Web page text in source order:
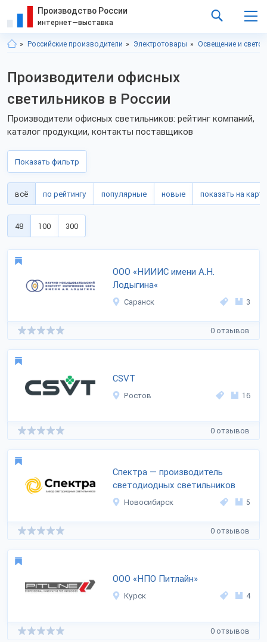
Производство России
интернет—выставка
Российские производители Электротовары Освещение и
Производители офисных
светильников в России
Производители офисных светильников: рейтинг компаний,
каталог продукции, контакты поставщиков
Показать фильтр
всё по рейтингу популярные новые показать на карте
48 100 300
ООО «НИИИС имени А.Н.
Лодыгина«
Саранск 3
0 отзывов
CSVT
Ростов 16
0 отзывов
Спектра — производитель
светодиодных светильников
Новосибирск 5
0 отзывов
ООО «НПО Питлайн»
Курск 4
0 отзывов